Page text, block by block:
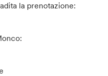
la prenotazione: